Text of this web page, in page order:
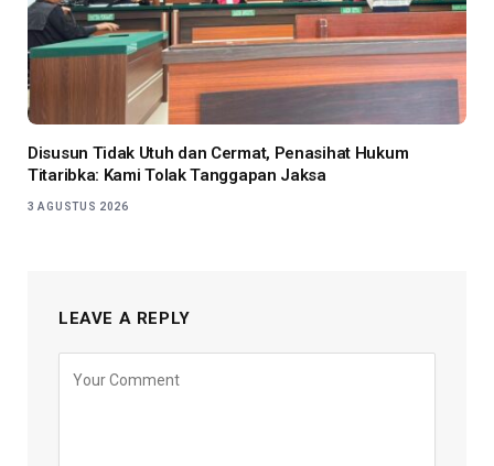
Disusun Tidak Utuh dan Cermat, Penasihat Hukum
Titaribka: Kami Tolak Tanggapan Jaksa
3 AGUSTUS 2026
LEAVE A REPLY